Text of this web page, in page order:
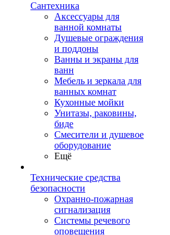
Сантехника
Аксессуары для
ванной комнаты
Душевые ограждения
и поддоны
Ванны и экраны для
ванн
Мебель и зеркала для
ванных комнат
Кухонные мойки
Унитазы, раковины,
биде
Смесители и душевое
оборудование
Ещё
Технические средства
безопасности
Охранно-пожарная
сигнализация
Системы речевого
оповещения